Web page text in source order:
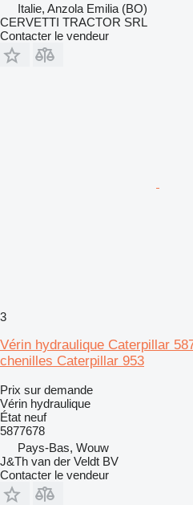
Italie, Anzola Emilia (BO)
CERVETTI TRACTOR SRL
Contacter le vendeur
3
Vérin hydraulique Caterpillar
chenilles Caterpillar 953
Prix sur demande
Vérin hydraulique
État neuf
5877678
Pays-Bas, Wouw
J&Th van der Veldt BV
Contacter le vendeur